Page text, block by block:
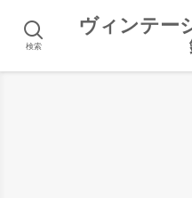
ヴィンテー
検索